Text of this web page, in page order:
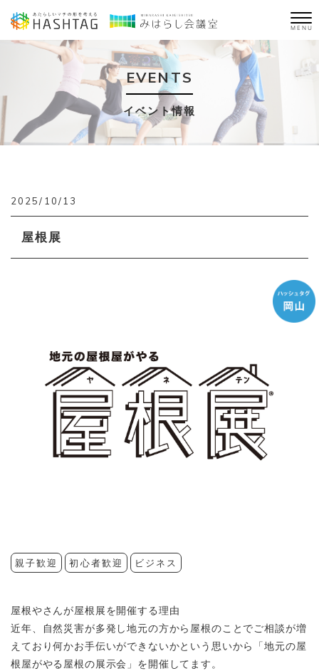
MENU
EVENTS
イベント情報
2025/10/13
屋根展
親子歓迎 初心者歓迎 ビジネス
屋根やさんが屋根展を開催する理由
近年、自然災害が多発し地元の方から屋根のことでご相談が増
えており何かお手伝いができないかという思いから「地元の屋
根屋がやる屋根の展示会」を開催してます。